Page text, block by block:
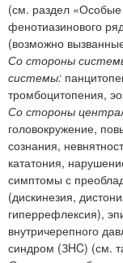
(см. раздел
фенотиазинового
(возможно
Со стороны
системы:
тромбоцитопения,
Со стороны
головокружение,
сознания,
кататония,
симптомы с
(дискинезия,
гиперрефлексия),
внутричерепного
синдром (ЗHC) (см.